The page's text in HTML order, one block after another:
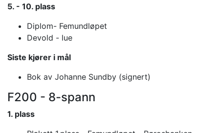
5. - 10. plass
Diplom- Femundløpet
Devold - lue
Siste kjører i mål
Bok av Johanne Sundby (signert)
F200 - 8-spann
1. plass